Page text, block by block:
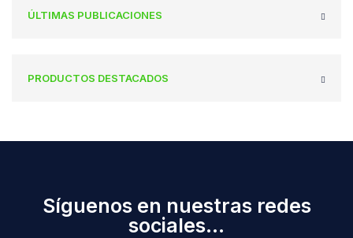
ÚLTIMAS PUBLICACIONES
PRODUCTOS DESTACADOS
Síguenos en nuestras redes
sociales...